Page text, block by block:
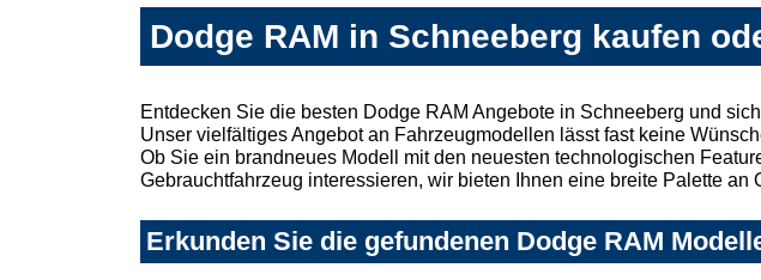
Dodge RAM in Schneeberg kaufen
Entdecken Sie die besten Dodge RAM Angebote in Schneeberg und
Unser vielfältiges Angebot an Fahrzeugmodellen lässt fast keine
Ob Sie ein brandneues Modell mit den neuesten technologischen
Gebrauchtfahrzeug interessieren, wir bieten Ihnen eine breite Palette an
Erkunden Sie die gefundenen Dodge RAM